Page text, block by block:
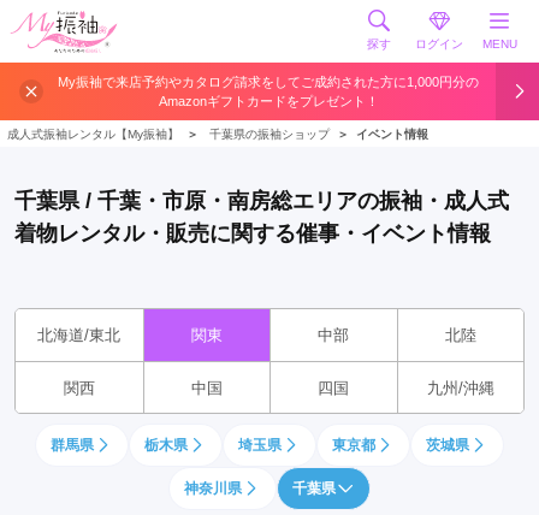
探す ログイン MENU
My振袖で来店予約やカタログ請求をしてご成約された方に1,000円分の
Amazonギフトカードをプレゼント！
成人式振袖レンタル【My振袖】 ＞ 千葉県の振袖ショップ ＞ イベント情報
千葉県 / 千葉・市原・南房総エリアの振袖・成人式
着物レンタル・販売に関する催事・イベント情報
北海道/東北 関東 中部 北陸
関西 中国 四国 九州/沖縄
群馬県 栃木県 埼玉県 東京都 茨城県
神奈川県 千葉県